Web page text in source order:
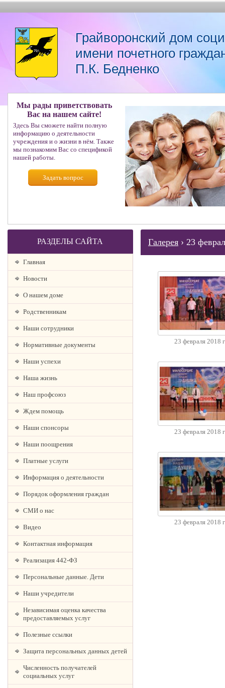
Грайворонский дом
имени почетного
П.К. Бедненко
Мы рады приветствовать
Вас на нашем сайте!
Здесь Вы сможете найти полную
информацию о деятельности
учреждения и о жизни в нём. Также
мы познакомим Вас со спецификой
нашей работы.
Задать вопрос
РАЗДЕЛЫ САЙТА
Главная
Новости
О нашем доме
Родственникам
Наши сотрудники
Нормативные документы
Наши успехи
Наша жизнь
Наш профсоюз
Ждем помощь
Наши спонсоры
Наши поощрения
Платные услуги
Информация о деятельности
Порядок оформления граждан
СМИ о нас
Видео
Контактная информация
Реализация 442-ФЗ
Персональные данные. Дети
Наши учредители
Независимая оценка качества
предоставляемых услуг
Полезные ссылки
Защита персональных данных детей
Численность получателей
социальных услуг
Галерея › 23
23 февраля 2018 г
23 февраля 2018 г
23 февраля 2018 г